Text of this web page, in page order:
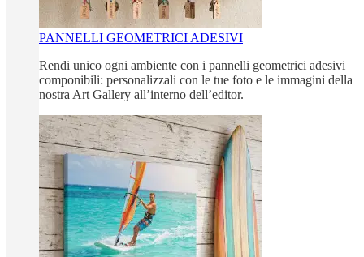
PANNELLI GEOMETRICI ADESIVI
Rendi unico ogni ambiente con i pannelli geometrici adesivi
componibili: personalizzali con le tue foto e le immagini della
nostra Art Gallery all’interno dell’editor.